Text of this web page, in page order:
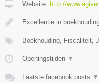
Website: http://
Excellentie in
Boekhouding, Fiscaliteit,
Openingstijden ▼
Laatste facebook posts ▼